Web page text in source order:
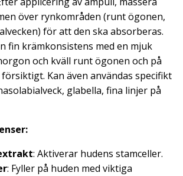
över rynkområden (runt ögonen,
för att den ska absorberas.
fin krämkonsistens med en mjuk
och kväll runt ögonen och på
Kan även användas specifikt
glabella, fina linjer på
: Aktiverar hudens stamceller.
: Fyller på huden med viktiga